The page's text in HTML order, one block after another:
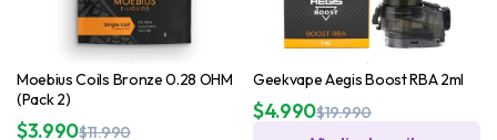
Moebius Coils Bronze 0.28 OHM
(Pack 2)
$11.990
$3.990
Geekvape Aegis Boost RBA 2ml
$19.990
$4.990